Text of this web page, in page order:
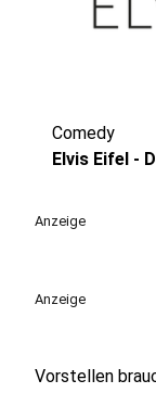
Comedy
Elvis Eifel -
Anzeige
Anzeige
Vorstellen